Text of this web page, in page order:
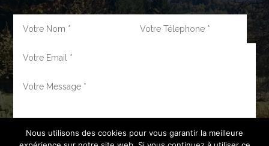
Nous utilisons des cookies pour vous garantir la meilleure